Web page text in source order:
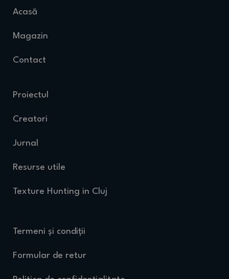
Acasă
Magazin
Contact
Proiectul
Creatori
Jurnal
Resurse utile
Texture Hunting in Cluj
Termeni și condiții
Formular de retur